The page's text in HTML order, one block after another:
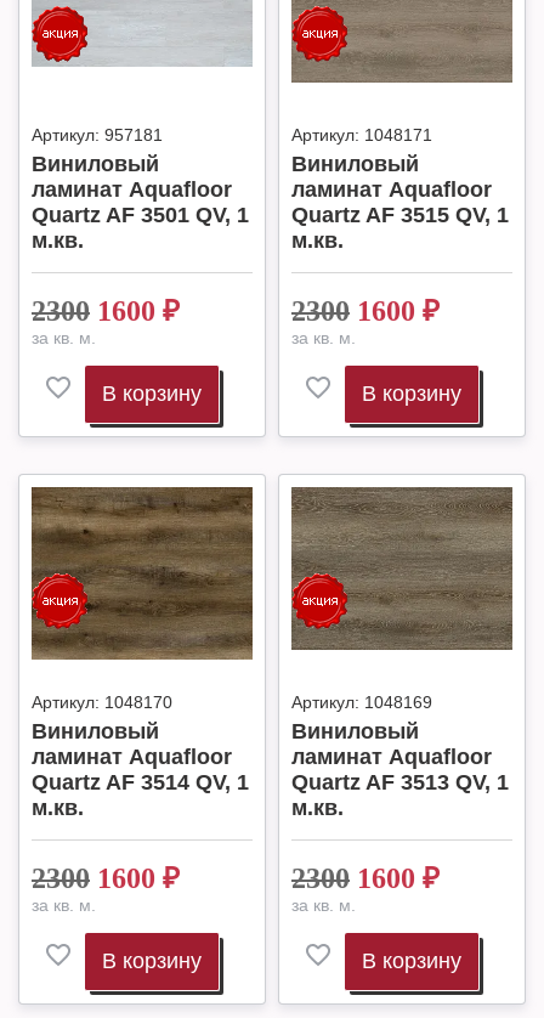
Артикул: 957181
Виниловый
ламинат Aquafloor
Quartz AF 3501 QV, 1
м.кв.
2300 1600 ₽
за кв. м.
В корзину
Артикул: 1048171
Виниловый
ламинат Aquafloor
Quartz AF 3515 QV, 1
м.кв.
2300 1600 ₽
за кв. м.
В корзину
Артикул: 1048170
Виниловый
ламинат Aquafloor
Quartz AF 3514 QV, 1
м.кв.
2300 1600 ₽
за кв. м.
В корзину
Артикул: 1048169
Виниловый
ламинат Aquafloor
Quartz AF 3513 QV, 1
м.кв.
2300 1600 ₽
за кв. м.
В корзину